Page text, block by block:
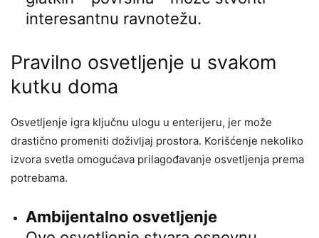
interesantnu ravnotežu.
Pravilno osvetljenje u svakom
kutku doma
Osvetljenje igra ključnu ulogu u enterijeru, jer može
drastično promeniti doživljaj prostora. Korišćenje nekoliko
izvora svetla omogućava prilagođavanje osvetljenja prema
potrebama.
Ambijentalno osvetljenje